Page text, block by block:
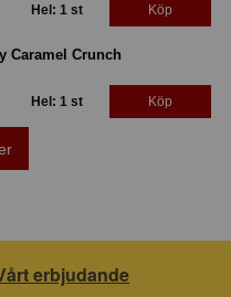
Hel: 1 st Köp
Caramel Crunch
Hel: 1 st Köp
erbjudande